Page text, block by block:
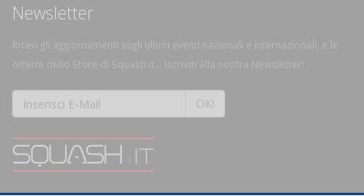
Newsletter
Ricevi gli aggiornamenti sugli ultimi eventi nazionali e internazionali, e le
offerte dello Store di Squash.it... Iscriviti alla nostra Newsletter!
OK!